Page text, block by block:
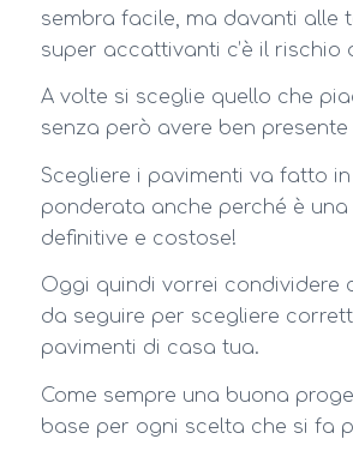
sembra facile, ma davanti alle
super accattivanti c’è il rischio
A volte si sceglie quello che
senza però avere ben
Scegliere i pavimenti va fatto
ponderata anche perché è una
definitive e costose!
Oggi quindi vorrei condividere
da seguire per scegliere
pavimenti di casa tua.
Come sempre una buona
base per ogni scelta che si fa